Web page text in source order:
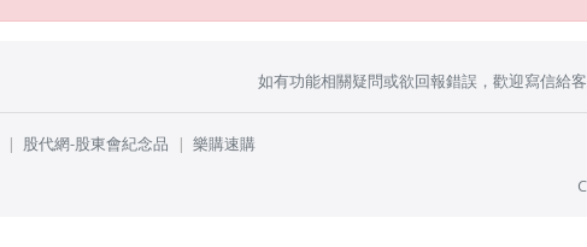
如有功能相關疑問或欲回報錯誤，歡迎寫信給
股代網-股東會紀念品
樂購速購